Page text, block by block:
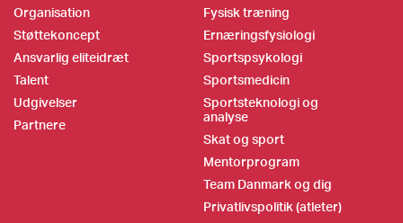
Organisation
Støttekoncept
Ansvarlig eliteidræt
Talent
Udgivelser
Partnere
Fysisk træning
Ernæringsfysiologi
Sportspsykologi
Sportsmedicin
Sportsteknologi og
analyse
Skat og sport
Mentorprogram
Team Danmark og dig
Privatlivspolitik (atleter)